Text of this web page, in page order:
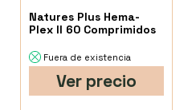
Natures Plus Hema-
Plex II 60 Comprimidos
Fuera de existencia
Ver precio